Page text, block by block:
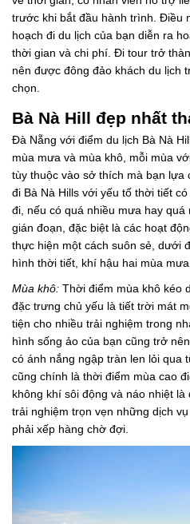
trước khi bắt đầu hành trình. Điều
hoạch đi du lịch của bạn diễn ra
thời gian và chi phí. Đi tour trở
nên được đông đảo khách du lịch
chọn.
Bà Nà Hill đẹp nhất
Đà Nẵng với điểm du lịch Bà Nà
mùa mưa và mùa khô, mỗi mùa
tùy thuộc vào sở thích mà bạn
đi Bà Nà Hills với yếu tố thời tiết
đi, nếu có quá nhiều mưa hay
gián đoạn, đặc biệt là các hoạt
thực hiện một cách suôn sẻ, dưới
hình thời tiết, khí hậu hai mùa
Mùa khô: Thời điểm mùa khô kéo
đặc trưng chủ yếu là tiết trời mát
tiện cho nhiều trải nghiệm trong
hình sống ảo của bạn cũng trở
có ánh nắng ngập tràn len lỏi qua
cũng chính là thời điểm mùa cao
không khí sôi động và náo nhiệt
trải nghiệm trọn vẹn những dịch
phải xếp hàng chờ đợi.